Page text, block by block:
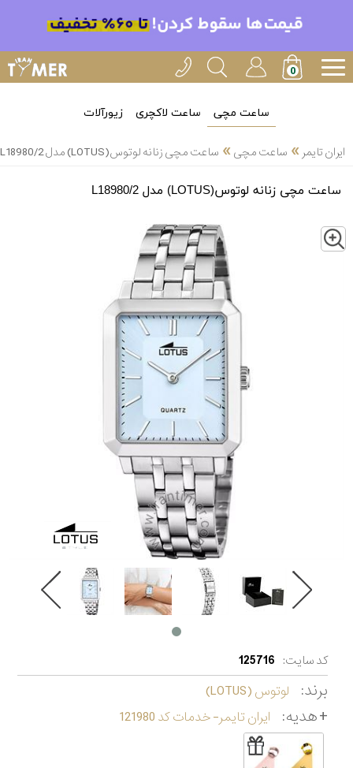
ساعت مچی ساعت لاکچری زیورآلات
ایران تایمر » ساعت مچی» ساعت مچی زنانه لوتوس(LOTUS) مدل L18980/2
ساعت مچی زنانه لوتوس(LOTUS) مدل L18980/2
کد سایت: 125716
برند: لوتوس (LOTUS)
+ هدیه: ایران تایمر- خدمات کد 121980